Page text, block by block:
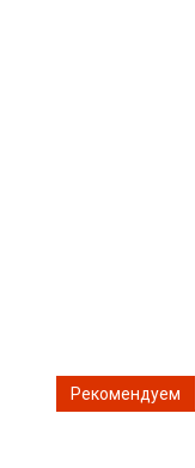
Рекомендуем